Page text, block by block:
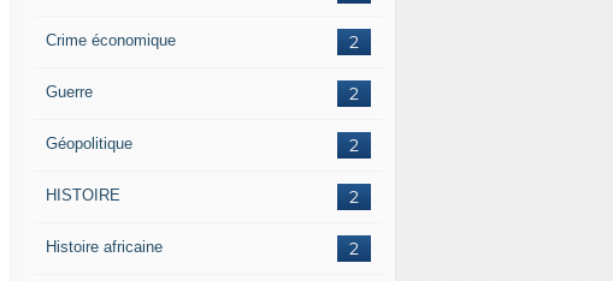
2
Crime économique
2
Guerre
2
Géopolitique
2
HISTOIRE
2
Histoire africaine